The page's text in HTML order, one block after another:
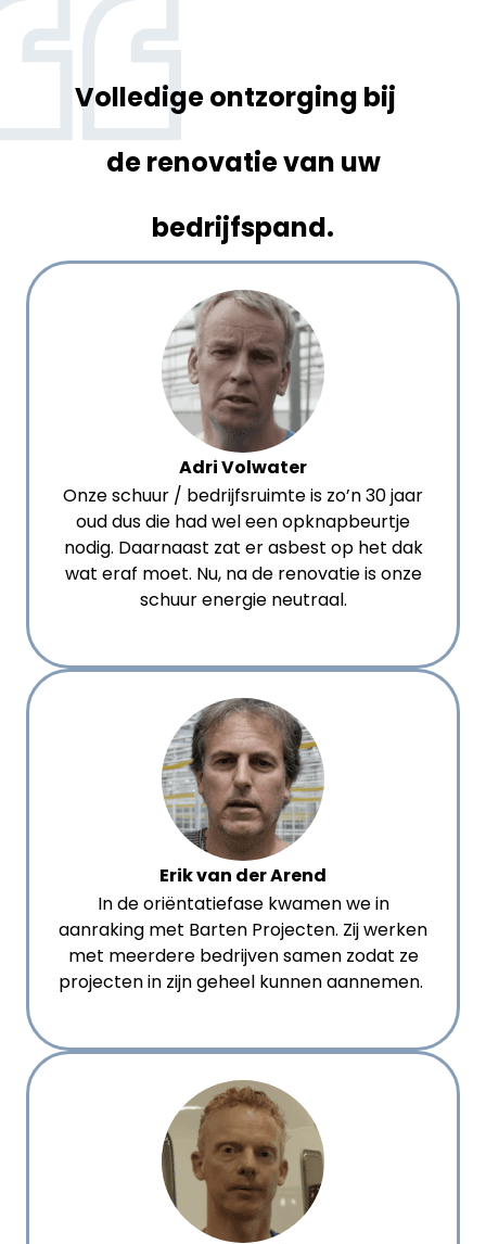
Volledige ontzorging bij
de renovatie van uw
bedrijfspand.
Adri Volwater
Onze schuur / bedrijfsruimte is zo’n 30 jaar
oud dus die had wel een opknapbeurtje
nodig. Daarnaast zat er asbest op het dak
wat eraf moet. Nu, na de renovatie is onze
schuur energie neutraal.
Erik van der Arend
In de oriëntatiefase kwamen we in
aanraking met Barten Projecten. Zij werken
met meerdere bedrijven samen zodat ze
projecten in zijn geheel kunnen aannemen.